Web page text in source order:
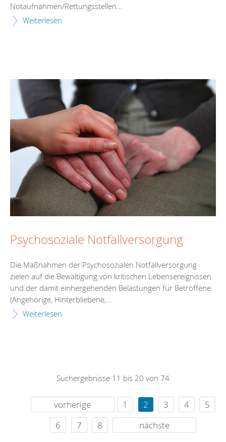
Notaufnahmen/Rettungsstellen...
Weiterlesen
Psychosoziale Notfallversorgung
Die Maßnahmen der Psychosozialen Notfallversorgung
zielen auf die Bewältigung von kritischen Lebensereignissen
und der damit einhergehenden Belastungen für Betroffene
(Angehörige, Hinterbliebene,...
Weiterlesen
Suchergebnisse 11 bis 20 von 74
vorherige 1 2 3 4
5
6
7 8 nächste